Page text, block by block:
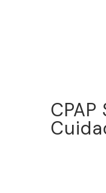
CPAP